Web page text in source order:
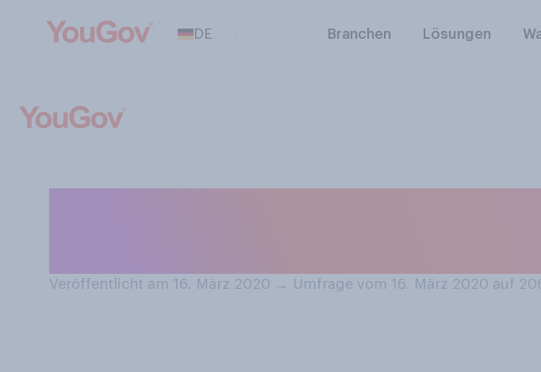
DE Branchen Lösungen
Veröffentlicht am 16. März 2020 → Umfrage vom 16. März 2020 auf